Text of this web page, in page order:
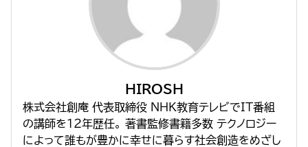
HIROSH
株式会社創庵 代表取締役 NHK教育テレビでIT番組
の講師を１２年歴任。 著書監修書籍多数 テクノロジー
によって誰もが豊かに幸せに暮らす社会創造をめざし